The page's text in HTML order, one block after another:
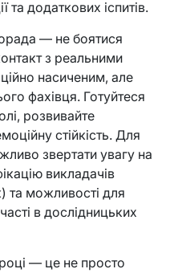
та додаткових іспитів.
— не боятися
з реальними
насиченим, але
фахівця. Готуйтеся
розвивайте
стійкість. Для
звертати увагу на
викладачів
та можливості для
в дослідницьких
— це не просто